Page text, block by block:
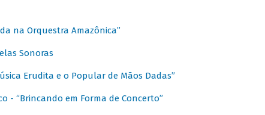
na Orquestra Amazônica”
Sonoras
Erudita e o Popular de Mãos Dadas”
- “Brincando em Forma de Concerto”